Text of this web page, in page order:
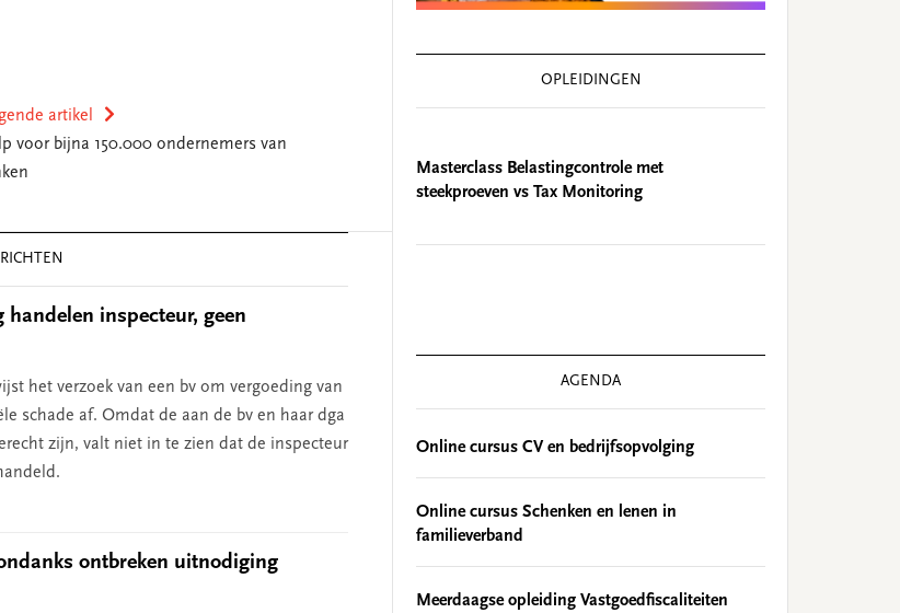
artikel
voor bijna 150.000 ondernemers van
inspecteur, geen
het verzoek van een bv om vergoeding van
schade af. Omdat de aan de bv en haar dga
zijn, valt niet in te zien dat de inspecteur
ontbreken uitnodiging
OPLEIDINGEN
Masterclass Belastingcontrole met
steekproeven vs Tax Monitoring
AGENDA
Online cursus CV en bedrijfsopvolging
Online cursus Schenken en lenen in
familieverband
Meerdaagse opleiding Vastgoedfiscaliteiten